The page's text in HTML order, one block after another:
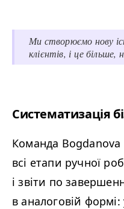
Ми створюємо нову
клієнтів, і це
Систематизація
Команда
всі етапи ручної
і звіти по
в аналоговій